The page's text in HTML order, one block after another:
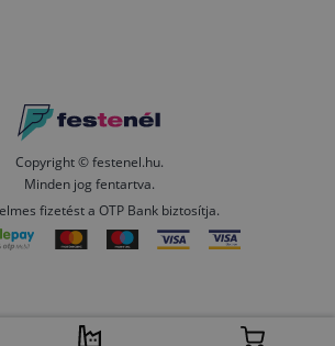
Copyright © festenel.hu.
Minden jog fentartva.
fizetést a OTP Bank biztosítja.